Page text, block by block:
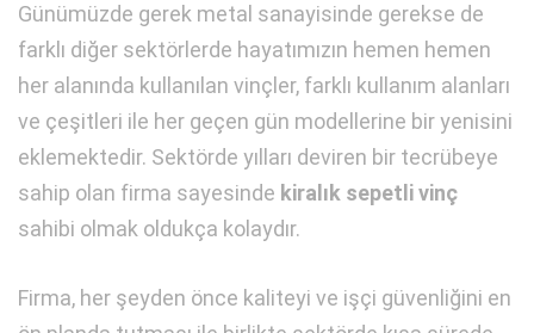
Günümüzde gerek metal sanayisinde gerekse de
farklı diğer sektörlerde hayatımızın hemen hemen
her alanında kullanılan vinçler, farklı kullanım alanları
ve çeşitleri ile her geçen gün modellerine bir yenisini
eklemektedir. Sektörde yılları deviren bir tecrübeye
sahip olan firma sayesinde kiralık sepetli vinç
sahibi olmak oldukça kolaydır.
Firma, her şeyden önce kaliteyi ve işçi güvenliğini en